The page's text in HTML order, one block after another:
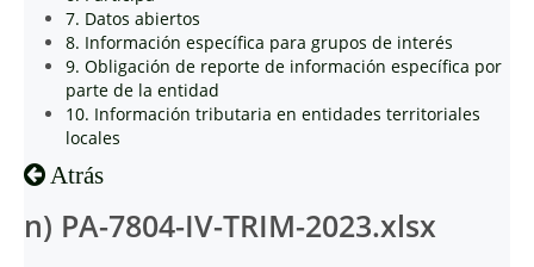
7. Datos abiertos
8. Información específica para grupos de interés
9. Obligación de reporte de información específica por
parte de la entidad
10. Información tributaria en entidades territoriales
locales
Atrás
n) PA-7804-IV-TRIM-2023.xlsx